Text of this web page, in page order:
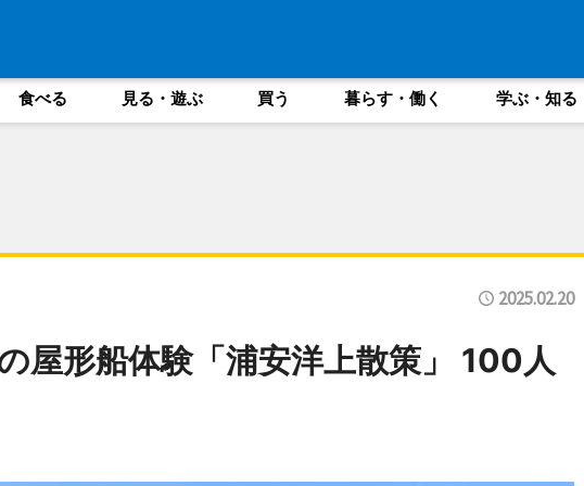
食べる 見る・遊ぶ 買う 暮らす・働く 学ぶ・知る
2025.02.20
屋形船体験「浦安洋上散策」 100人